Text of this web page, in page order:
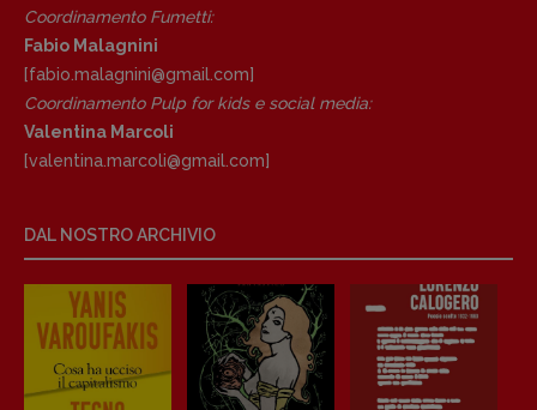
Coordinamento Fumetti:
Fabio Malagnini
[fabio.malagnini@gmail. com]
Coordinamento Pulp for kids e social media:
Valentina Marcoli
[valentina.marcoli@gmail. com]
DAL NOSTRO ARCHIVIO